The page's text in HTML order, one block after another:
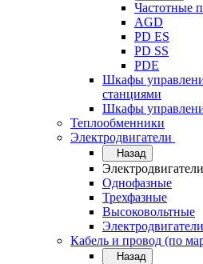
Частотные
AGD
PD ES
PD SS
PDE
Шкафы
станциями
Шкафы
Теплообменники
Электродвигатели
Назад
Электродвигатели
Однофазные
Трехфазные
Высоковольтные
Кабель и провод (по
Назад